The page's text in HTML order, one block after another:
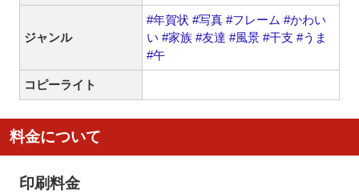
ジャンル
#年賀状 #写真 #フレーム #かわい
い #家族 #友達 #風景 #干支 #うま
#午
コピーライト
料金について
印刷料金